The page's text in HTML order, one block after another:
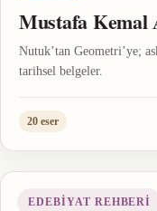
Mustafa Kemal
Nutuk’tan Geometri’ye;
tarihsel belgeler.
20 eser
EDEBIYAT REHBERI